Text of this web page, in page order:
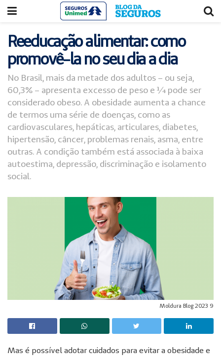
Reeducação alimentar: como
promovê-la no seu dia a dia
No Brasil, mais da metade dos adultos – ou seja,
60,3% – apresenta excesso de peso e ¼ pode ser
considerado obeso. A obesidade aumenta a chance
de termos uma série de doenças, como as
cardiovasculares, hepáticas, articulares, diabetes,
hipertensão, câncer, problemas renais, asma, entre
outras. A condição também está associada à baixa
autoestima, depressão, discriminação e isolamento
social.
Moldura Blog 2023 9
Mas é possível adotar cuidados para evitar a obesidade e